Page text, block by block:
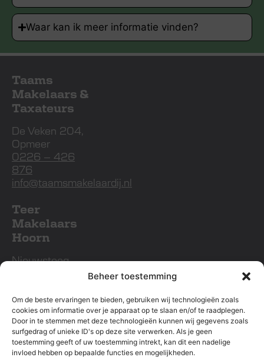
Beheer toestemming
Om de beste ervaringen te bieden, gebruiken wij technologieën zoals
cookies om informatie over je apparaat op te slaan en/of te raadplegen.
Door in te stemmen met deze technologieën kunnen wij gegevens zoals
surfgedrag of unieke ID's op deze site verwerken. Als je geen
toestemming geeft of uw toestemming intrekt, kan dit een nadelige
invloed hebben op bepaalde functies en mogelijkheden.
Waar kan ik meer informatie vinden?
Taams
Makelaars &
Taxateurs
De Veken 204,
Opmeer
0226 – 426
876
info@taamsmakelaardij.nl
Teer
Makelaars
Hoorn
Nieuwsteeg
213
nieuwbouw@teer.nl
Teer
Makelaars